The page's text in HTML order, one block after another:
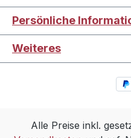
Persönliche
Weiteres
Alle Preise inkl.